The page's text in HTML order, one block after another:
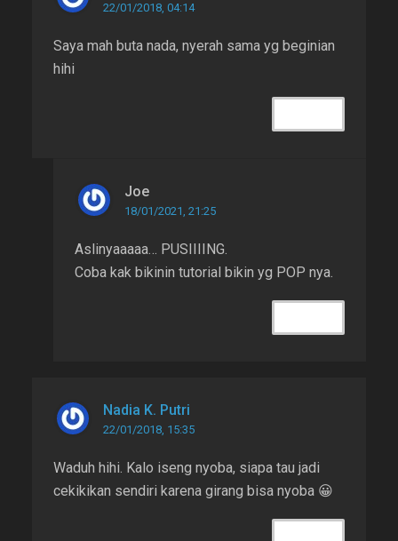
22/01/2018, 04:14
Saya mah buta nada, nyerah sama yg beginian
hihi
Joe
18/01/2021, 21:25
Aslinyaaaaa… PUSIIIING.
Coba kak bikinin tutorial bikin yg POP nya.
Nadia K. Putri
22/01/2018, 15:35
Waduh hihi. Kalo iseng nyoba, siapa tau jadi
cekikikan sendiri karena girang bisa nyoba 😀